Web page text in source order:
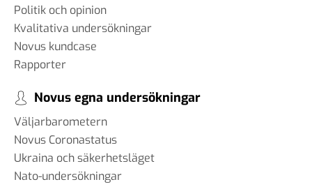
Politik och opinion
Kvalitativa undersökningar
Novus kundcase
Rapporter
Novus egna undersökningar
Väljarbarometern
Novus Coronastatus
Ukraina och säkerhetsläget
Nato-undersökningar